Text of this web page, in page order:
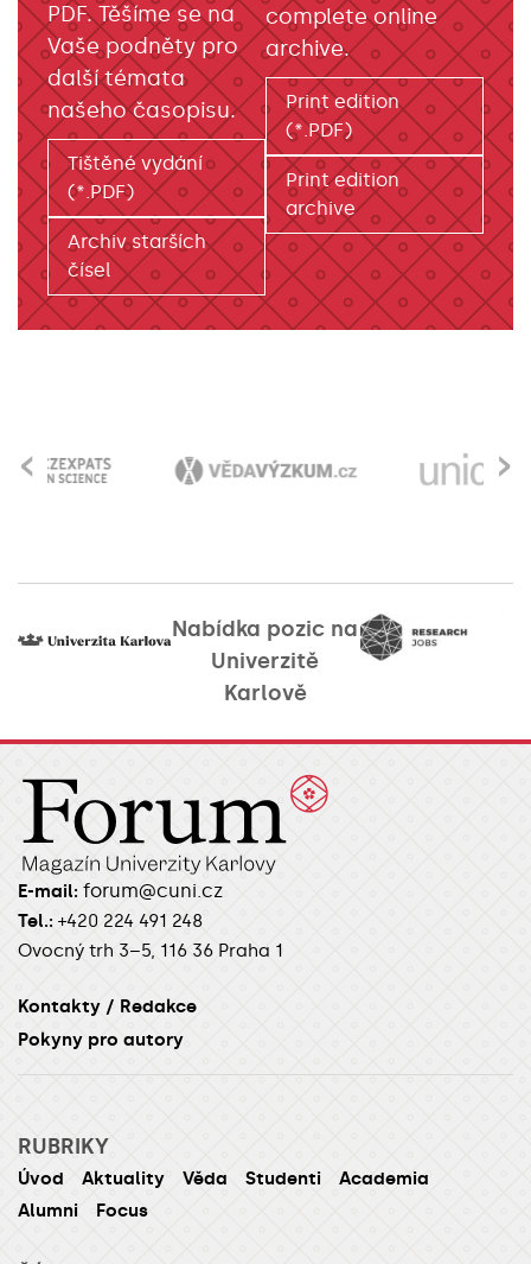
PDF. Těšíme se na
Vaše podněty pro
další témata
našeho časopisu.
Tištěné vydání
(*.PDF)
Archiv starších
čísel
complete online
archive.
Print edition
(*.PDF)
Print edition
archive
›
‹
Nabídka pozic na
Univerzitě
Karlově
E-mail: forum@cuni.cz
Tel.: +420 224 491 248
Ovocný trh 3–5, 116 36 Praha 1
Kontakty / Redakce
Pokyny pro autory
RUBRIKY
Úvod Aktuality Věda Studenti
Academia
Alumni
Focus